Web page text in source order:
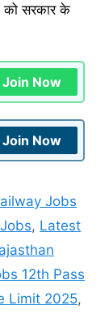
को सरकार के
Join Now
Join Now
Jobs
, Latest
12th Pass
Limit 2025,